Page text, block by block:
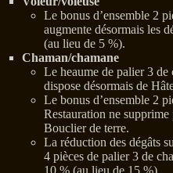
Le bonus d’ensemble 2
augmente désormais les
(au lieu de 5 %).
Chaman/chamane
Le heaume de palier 3 de
dispose désormais de
Le bonus d’ensemble 2
Restauration ne
Bouclier de terre.
La réduction des dégâts
4 pièces de palier 3 de